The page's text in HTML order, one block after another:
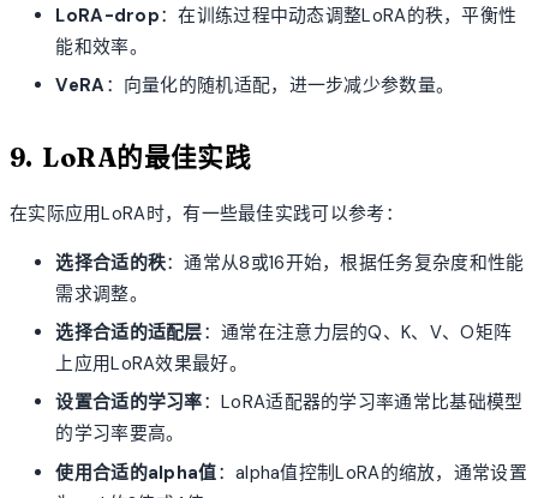
LoRA-drop：在训练过程中动态调整LoRA的秩，平衡性
能和效率。
VeRA ：向量化的随机适配，进一步减少参数量。
9. LoRA的最佳实践
在实际应用LoRA时，有一些最佳实践可以参考：
选择合适的秩：通常从8或16开始，根据任务复杂度和性能
需求调整。
选择合适的适配层：通常在注意力层的Q、K、V、O矩阵
上应用LoRA效果最好。
设置合适的学习率：LoRA适配器的学习率通常比基础模型
的学习率要高。
使用合适的alpha值：alpha值控制LoRA的缩放，通常设置